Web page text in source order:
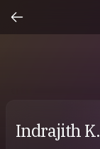
Indrajith K.